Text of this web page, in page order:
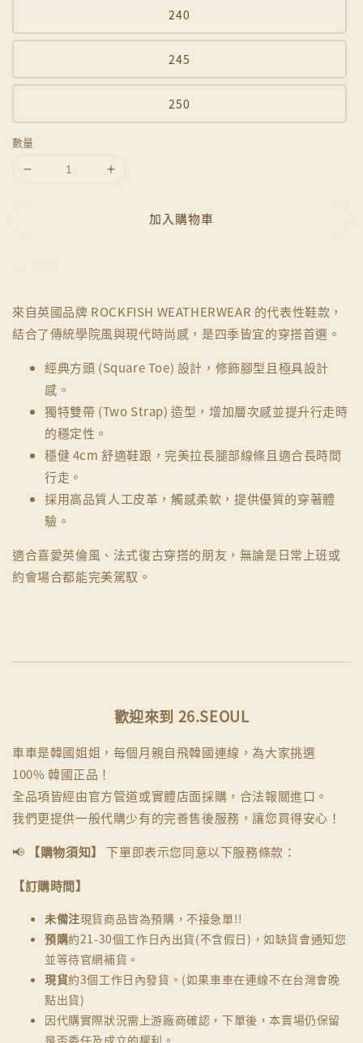
240
245
250
數量
加入購物車
來自英國品牌 ROCKFISH WEATHERWEAR 的代表性鞋款，
結合了傳統學院風與現代時尚感，是四季皆宜的穿搭首選。
經典方頭 (Square Toe) 設計，修飾腳型且極具設計
感。
獨特雙帶 (Two Strap) 造型，增加層次感並提升行走時
的穩定性。
穩健 4cm 舒適鞋跟，完美拉長腿部線條且適合長時間
行走。
採用高品質人工皮革，觸感柔軟，提供優質的穿著體
驗。
適合喜愛英倫風、法式復古穿搭的朋友，無論是日常上班或
約會場合都能完美駕馭。
歡迎來到 26.SEOUL
車車是韓國姐姐，每個月親自飛韓國連線，為大家挑選
100% 韓國正品！
全品項皆經由官方管道或實體店面採購，合法報關進口。
我們更提供一般代購少有的完善售後服務，讓您買得安心！
📢
【購物須知】
下單即表示您同意以下服務條款：
【訂購時間】
未備注現貨商品皆為預購，不接急單!!
預購約21-30個工作日內出貨(不含假日)，如缺貨會通知您
並等待官網補貨。
現貨約3個工作日內發貨。(如果車車在連線不在台灣會晚
點出貨)
因代購實際狀況需上游廠商確認，下單後，本賣場仍保留